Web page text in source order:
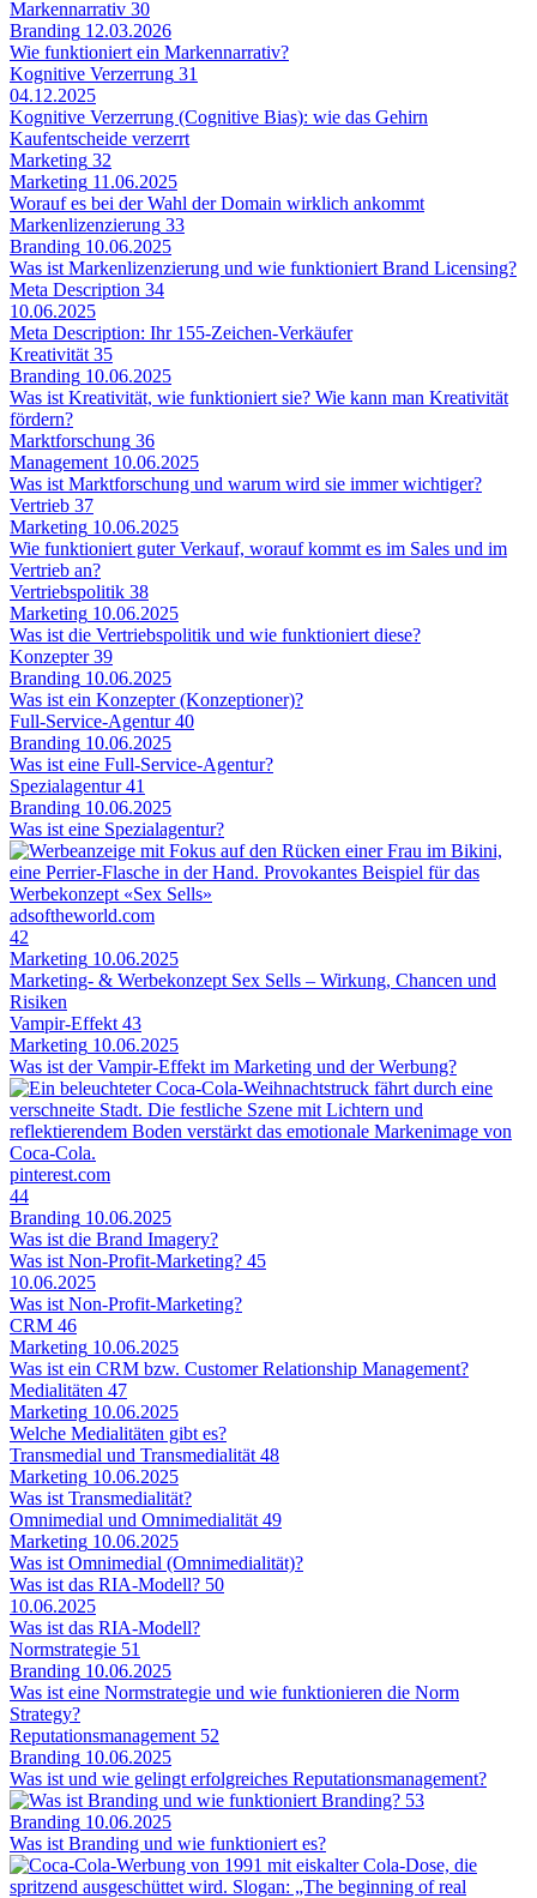
Markennarrativ 30
Branding 12.03.2026
Wie funktioniert ein Markennarrativ?
Kognitive Verzerrung 31
04.12.2025
Kognitive Verzerrung (Cognitive Bias): wie das Gehirn
Kaufentscheide verzerrt
Marketing 32
Marketing 11.06.2025
Worauf es bei der Wahl der Domain wirklich ankommt
Markenlizenzierung 33
Branding 10.06.2025
Was ist Markenlizenzierung und wie funktioniert Brand Licensing?
Meta Description 34
10.06.2025
Meta Description: Ihr 155-Zeichen-Verkäufer
Kreativität 35
Branding 10.06.2025
Was ist Kreativität, wie funktioniert sie? Wie kann man Kreativität
fördern?
Marktforschung 36
Management 10.06.2025
Was ist Marktforschung und warum wird sie immer wichtiger?
Vertrieb 37
Marketing 10.06.2025
Wie funktioniert guter Verkauf, worauf kommt es im Sales und im
Vertrieb an?
Vertriebspolitik 38
Marketing 10.06.2025
Was ist die Vertriebspolitik und wie funktioniert diese?
Konzepter 39
Branding 10.06.2025
Was ist ein Konzepter (Konzeptioner)?
Full-Service-Agentur 40
Branding 10.06.2025
Was ist eine Full-Service-Agentur?
Spezialagentur 41
Branding 10.06.2025
Was ist eine Spezialagentur?
adsoftheworld.com
42
Marketing 10.06.2025
Marketing- & Werbekonzept Sex Sells – Wirkung, Chancen und
Risiken
Vampir-Effekt 43
Marketing 10.06.2025
Was ist der Vampir-Effekt im Marketing und der Werbung?
pinterest.com
44
Branding 10.06.2025
Was ist die Brand Imagery?
Was ist Non-Profit-Marketing? 45
10.06.2025
Was ist Non-Profit-Marketing?
CRM 46
Marketing 10.06.2025
Was ist ein CRM bzw. Customer Relationship Management?
Medialitäten 47
Marketing 10.06.2025
Welche Medialitäten gibt es?
Transmedial und Transmedialität 48
Marketing 10.06.2025
Was ist Transmedialität?
Omnimedial und Omnimedialität 49
Marketing 10.06.2025
Was ist Omnimedial (Omnimedialität)?
Was ist das RIA-Modell? 50
10.06.2025
Was ist das RIA-Modell?
Normstrategie 51
Branding 10.06.2025
Was ist eine Normstrategie und wie funktionieren die Norm
Strategy?
Reputationsmanagement 52
Branding 10.06.2025
Was ist und wie gelingt erfolgreiches Reputationsmanagement?
53
Branding 10.06.2025
Was ist Branding und wie funktioniert es?